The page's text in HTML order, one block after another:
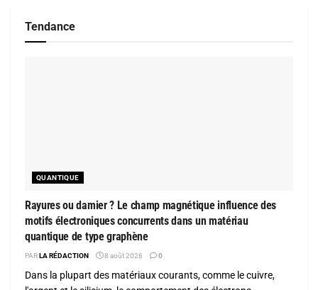
Tendance
QUANTIQUE
Rayures ou damier ? Le champ magnétique influence des
motifs électroniques concurrents dans un matériau
quantique de type graphène
PARLA RÉDACTION 8 août 2026 0
Dans la plupart des matériaux courants, comme le cuivre,